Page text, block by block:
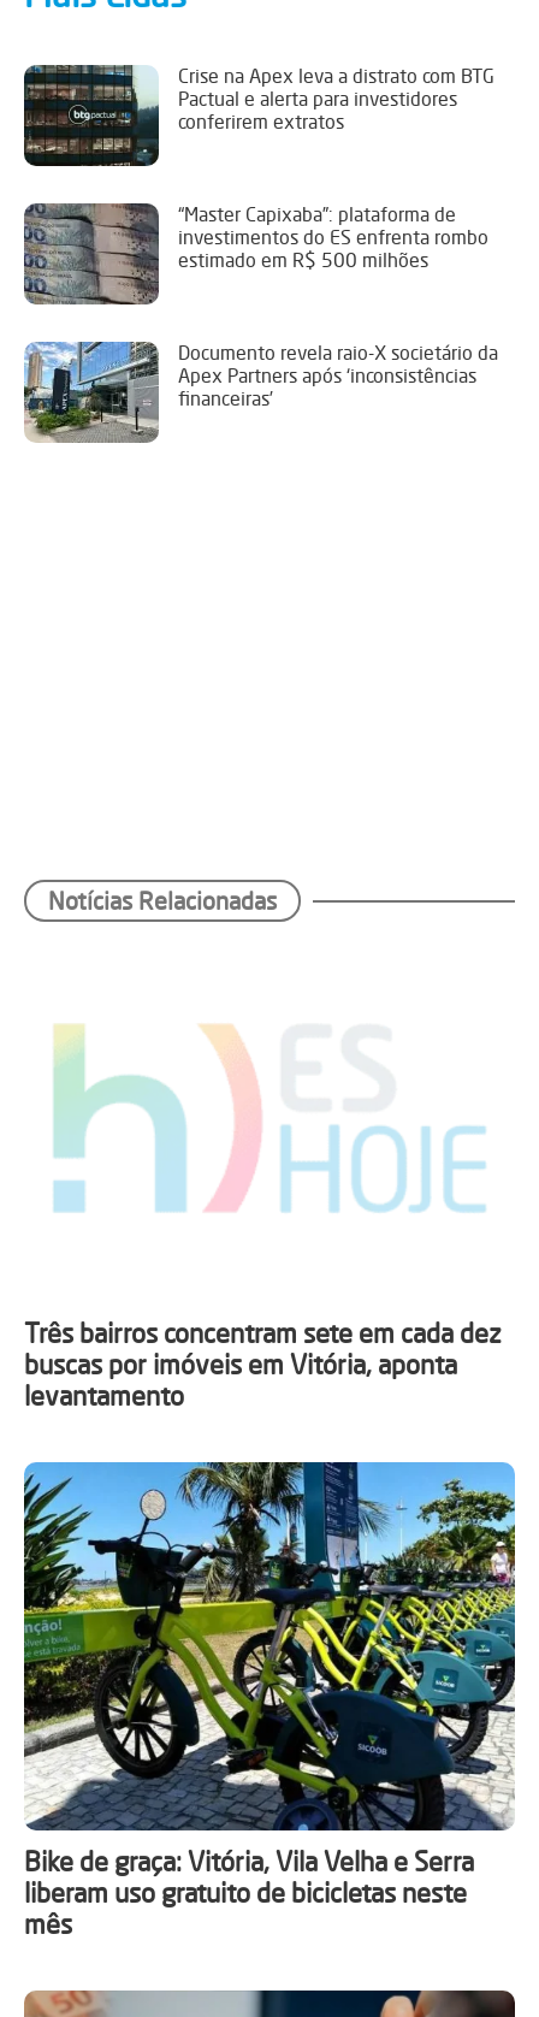
Crise na Apex leva a distrato com BTG
Pactual e alerta para investidores
conferirem extratos
“Master Capixaba”: plataforma de
investimentos do ES enfrenta rombo
estimado em R$ 500 milhões
Documento revela raio-X societário da
Apex Partners após ‘inconsistências
financeiras’
Notícias Relacionadas
Três bairros concentram sete em cada dez
buscas por imóveis em Vitória, aponta
levantamento
Bike de graça: Vitória, Vila Velha e Serra
liberam uso gratuito de bicicletas neste
mês